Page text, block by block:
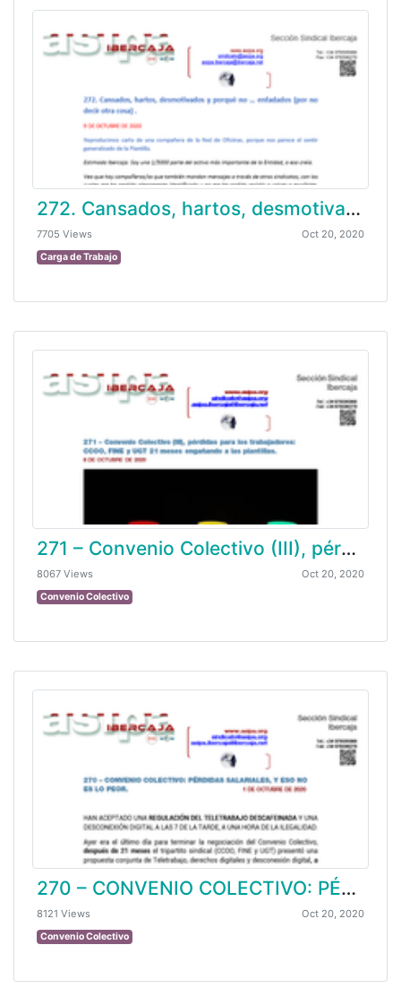
272. Cansados, hartos, desmotivados y porqué no … enfadados (por no decir otra cosa)
7705 Views Oct 20, 2020
Carga de Trabajo
271 – Convenio Colectivo (III), pérdidas para los trabajadores: CCOO, FINE y UGT 21 meses engañando a las plantillas.
8067 Views Oct 20, 2020
Convenio Colectivo
270 – CONVENIO COLECTIVO: PÉRDIDAS SALARIALES, Y ESO NO ES LO PEOR
8121 Views Oct 20, 2020
Convenio Colectivo